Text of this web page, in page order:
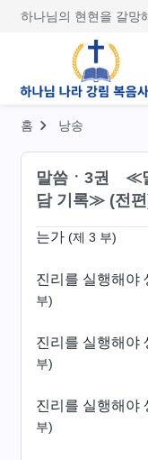
하나님의 현현을 갈망
홈 낭송
말씀ㆍ3권 ≪
담 기록≫ (전
(제 2 부)
바울의 본성 본질
바울의 본성 본
는가 (제 2 부)
는가 (제 3 부)
진리를 실행해야
부)
진리를 실행해야
부)
진리를 실행해야
부)